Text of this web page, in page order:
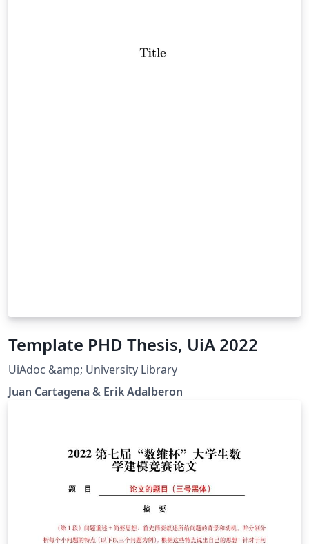
Template PHD Thesis, UiA 2022
UiAdoc &amp; University Library
Juan Cartagena & Erik Adalberon